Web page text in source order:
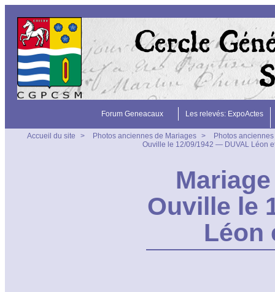
Forum Geneacaux Les relevés: ExpoActes
Accueil du site > Photos anciennes de Mariages >
Photos
Ouville le 12/09/1942 — DUVAL Léon
Ouville le
Léon